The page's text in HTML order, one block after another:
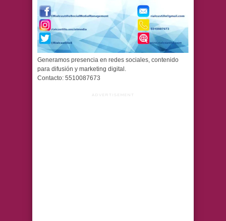
Generamos presencia en redes sociales, contenido
para difusión y marketing digital.
Contacto: 5510087673
ADVERTISEMENT